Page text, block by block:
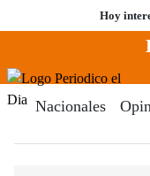
al
Hoy
Menú
Nacionales